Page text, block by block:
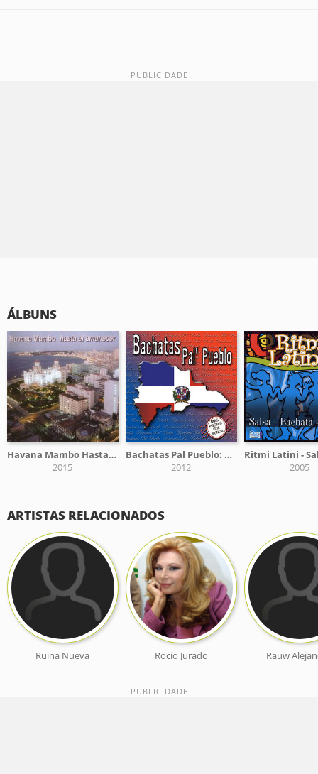
ÁLBUNS
Havana Mambo Hasta el Amanecer
2015
Bachatas Pal Pueblo: Mas Pueblo Que Nunca
2012
2005
ARTISTAS RELACIONADOS
Ruina Nueva Rocio Jurado Rauw